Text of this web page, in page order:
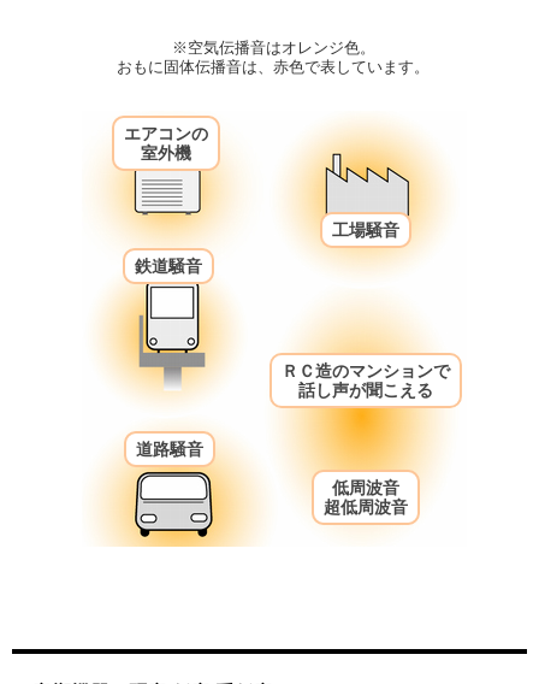
※空気伝播音はオレンジ色。
おもに固体伝播音は、赤色で表しています。
道路騒音
鉄道騒音
工場騒音
エアコンの
室外機
低周波音
超低周波音
ＲＣ造のマンションで
話し声が聞こえる